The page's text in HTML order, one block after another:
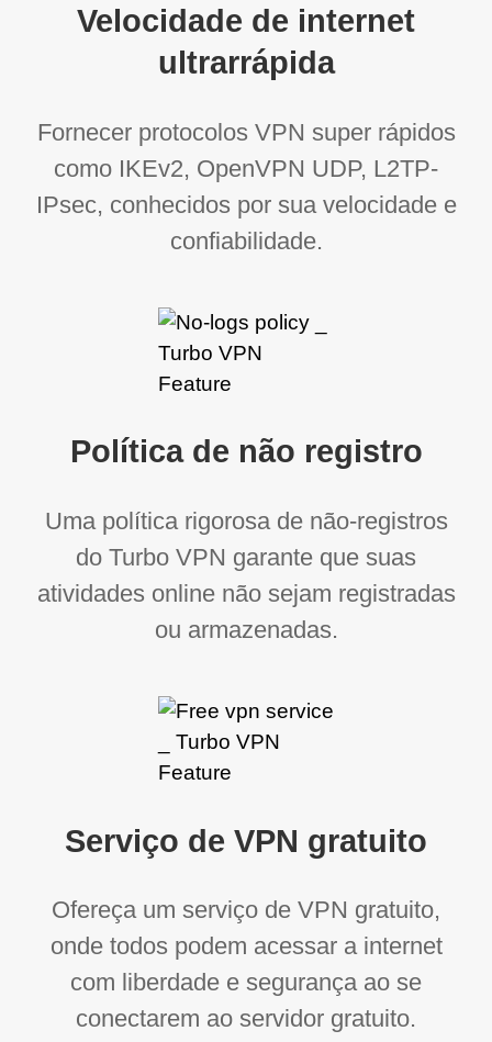
Velocidade de internet
ultrarrápida
Fornecer protocolos VPN super rápidos
como IKEv2, OpenVPN UDP, L2TP-
IPsec, conhecidos por sua velocidade e
confiabilidade.
Política de não registro
Uma política rigorosa de não-registros
do Turbo VPN garante que suas
atividades online não sejam registradas
ou armazenadas.
Serviço de VPN gratuito
Ofereça um serviço de VPN gratuito,
onde todos podem acessar a internet
com liberdade e segurança ao se
conectarem ao servidor gratuito.